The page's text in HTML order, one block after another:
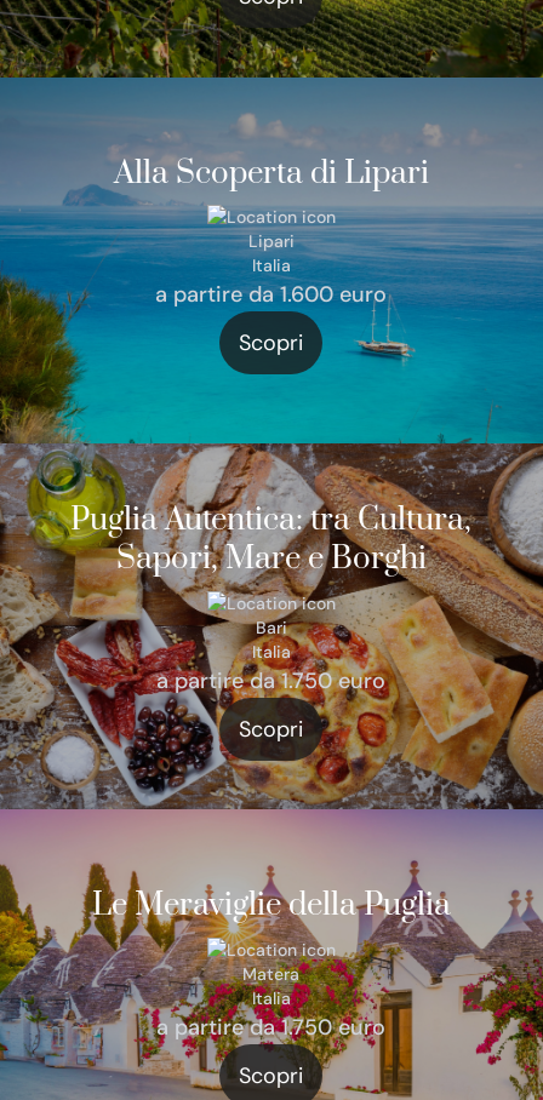
Alla Scoperta di Lipari
Lipari
Italia
a partire da 1.600 euro
Scopri
Puglia Autentica: tra Cultura,
Sapori, Mare e Borghi
Bari
Italia
a partire da 1.750 euro
Scopri
Le Meraviglie della Puglia
Matera
Italia
a partire da 1.750 euro
Scopri